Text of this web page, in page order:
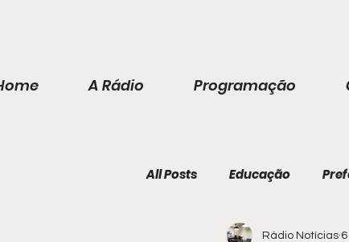
A Rádio Programação
All Posts Educação
Rádio Notícias